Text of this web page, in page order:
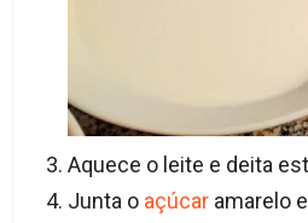
Aquece o leite e deita
Junta o açúcaramarelo